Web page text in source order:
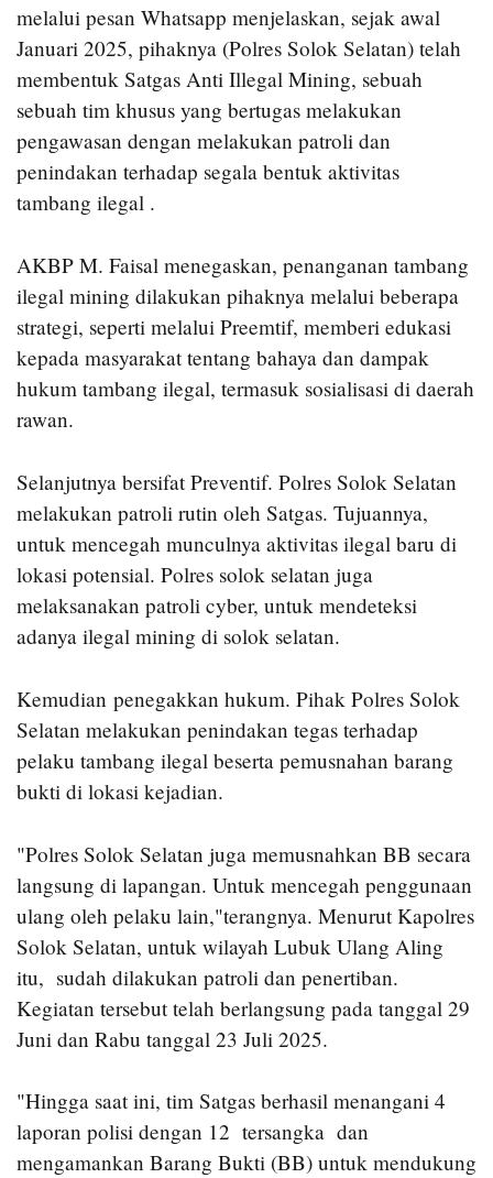
melalui pesan Whatsapp menjelaskan, sejak awal
Januari 2025, pihaknya (Polres Solok Selatan) telah
membentuk Satgas Anti Illegal Mining, sebuah
sebuah tim khusus yang bertugas melakukan
pengawasan dengan melakukan patroli dan
penindakan terhadap segala bentuk aktivitas
tambang ilegal .
AKBP M. Faisal menegaskan, penanganan tambang
ilegal mining dilakukan pihaknya melalui beberapa
strategi, seperti melalui Preemtif, memberi edukasi
kepada masyarakat tentang bahaya dan dampak
hukum tambang ilegal, termasuk sosialisasi di daerah
rawan.
Selanjutnya bersifat Preventif. Polres Solok Selatan
melakukan patroli rutin oleh Satgas. Tujuannya,
untuk mencegah munculnya aktivitas ilegal baru di
lokasi potensial. Polres solok selatan juga
melaksanakan patroli cyber, untuk mendeteksi
adanya ilegal mining di solok selatan.
Kemudian penegakkan hukum. Pihak Polres Solok
Selatan melakukan penindakan tegas terhadap
pelaku tambang ilegal beserta pemusnahan barang
bukti di lokasi kejadian.
"Polres Solok Selatan juga memusnahkan BB secara
langsung di lapangan. Untuk mencegah penggunaan
ulang oleh pelaku lain,"terangnya. Menurut Kapolres
Solok Selatan, untuk wilayah Lubuk Ulang Aling
itu, sudah dilakukan patroli dan penertiban.
Kegiatan tersebut telah berlangsung pada tanggal 29
Juni dan Rabu tanggal 23 Juli 2025.
"Hingga saat ini, tim Satgas berhasil menangani 4
laporan polisi dengan 12 tersangka dan
mengamankan Barang Bukti (BB) untuk mendukung